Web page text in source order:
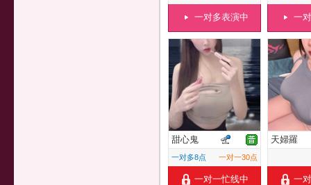
一对多表演中 一
甜心鬼
一对多8点 一对一30点
一对一忙线中
天婦羅
一